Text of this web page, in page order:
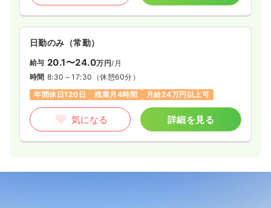
日勤のみ（常勤）
給与 20.1〜24.0万円/月
時間 8:30～17:30 （休憩60分）
年間休日120日
残業月4時間 月給24万円以上可
気になる 詳細を見る